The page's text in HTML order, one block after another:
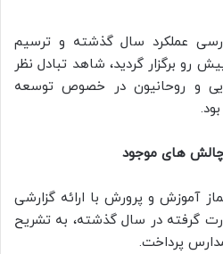
عملکرد سال گذشته و ترسیم
رو برگزار گردید، شاهد تبادل نظر
و روحانیون در خصوص توسعه
چالش های موجود
آموزش و پرورش با ارائه گزارشی
گرفته در سال گذشته، به تشریح
پرداخت.